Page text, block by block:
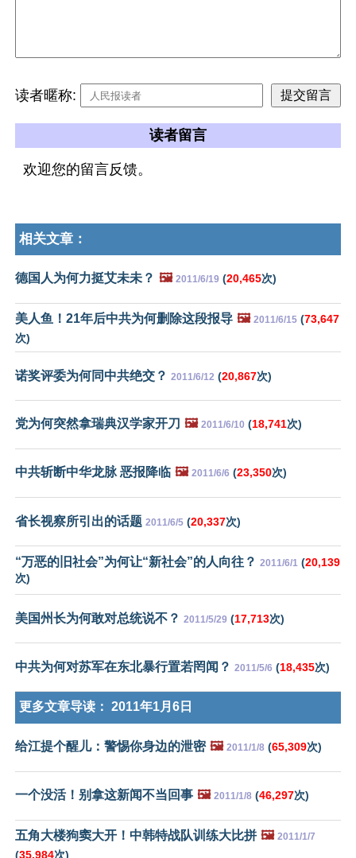
读者暱称:
读者留言
欢迎您的留言反馈。
相关文章：
德国人为何力挺艾未未？ 🖼️ 2011/6/19 (20,465次)
美人鱼！21年后中共为何删除这段报导 🖼️ 2011/6/15 (73,647
次)
诺奖评委为何同中共绝交？ 2011/6/12 (20,867次)
党为何突然拿瑞典汉学家开刀 🖼️ 2011/6/10 (18,741次)
中共斩断中华龙脉 恶报降临 🖼️ 2011/6/6 (23,350次)
省长视察所引出的话题 2011/6/5 (20,337次)
“万恶的旧社会”为何让“新社会”的人向往？ 2011/6/1 (20,139
次)
美国州长为何敢对总统说不？ 2011/5/29 (17,713次)
中共为何对苏军在东北暴行置若罔闻？ 2011/5/6 (18,435次)
更多文章导读： 2011年1月6日
给江提个醒儿：警惕你身边的泄密 🖼️ 2011/1/8 (65,309次)
一个没活！别拿这新闻不当回事 🖼️ 2011/1/8 (46,297次)
五角大楼狗窦大开！中韩特战队训练大比拼 🖼️ 2011/1/7
(35,984次)